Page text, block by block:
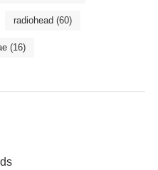
radiohead (60)
(16)